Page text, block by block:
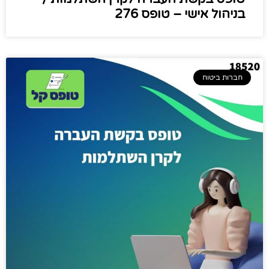
בניהול אישי – טופס 276
חברות ביטוח